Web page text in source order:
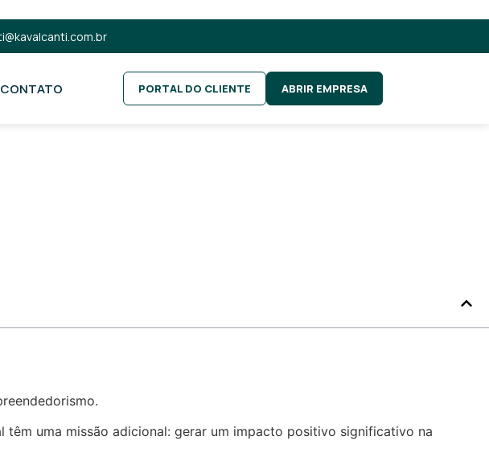
CONTATO PORTAL DO CLIENTE ABRIR EMPRESA
uma missão adicional: gerar um impacto positivo significativo na